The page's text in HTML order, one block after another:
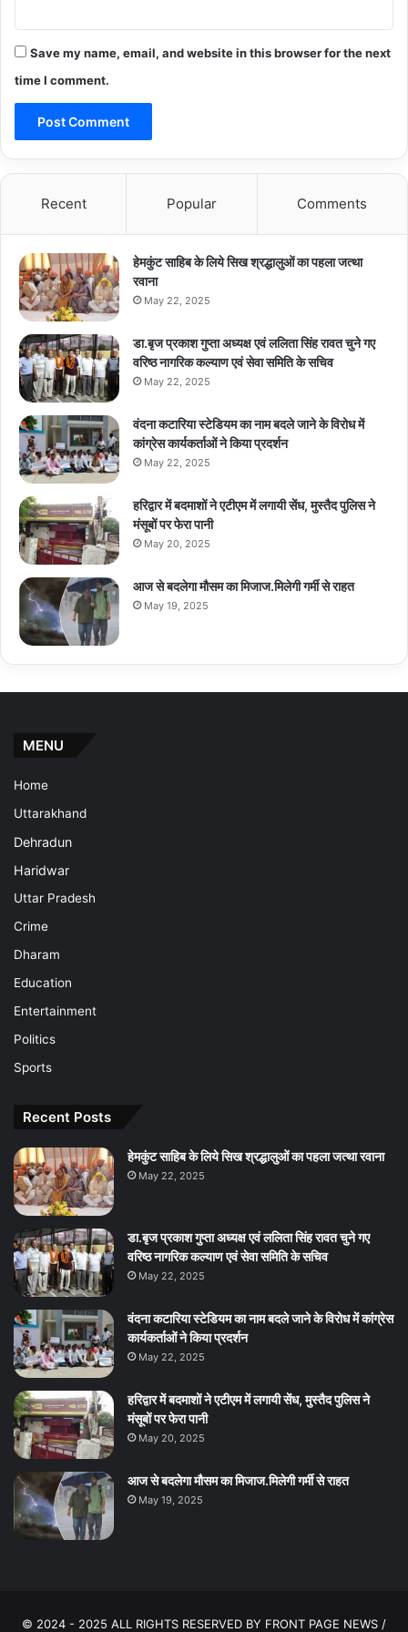
Save my name, email, and website in this browser for the next
time I comment.
Recent Popular Comments
हेमकुंट साहिब के लिये सिख श्रद्धालुओं का पहला जत्था
रवाना
May 22, 2025
डा.बृज प्रकाश गुप्ता अध्यक्ष एवं ललिता सिंह रावत चुने गए
वरिष्ठ नागरिक कल्याण एवं सेवा समिति के सचिव
May 22, 2025
वंदना कटारिया स्टेडियम का नाम बदले जाने के विरोध में
कांग्रेस कार्यकर्ताओं ने किया प्रदर्शन
May 22, 2025
हरिद्वार में बदमाशों ने एटीएम में लगायी सेंध, मुस्तैद पुलिस ने
मंसूबों पर फेरा पानी
May 20, 2025
आज से बदलेगा मौसम का मिजाज.मिलेगी गर्मी से राहत
May 19, 2025
MENU
Home
Uttarakhand
Dehradun
Haridwar
Uttar Pradesh
Crime
Dharam
Education
Entertainment
Politics
Sports
Recent Posts
हेमकुंट साहिब के लिये सिख श्रद्धालुओं का पहला जत्था रवाना
May 22, 2025
डा.बृज प्रकाश गुप्ता अध्यक्ष एवं ललिता सिंह रावत चुने गए
वरिष्ठ नागरिक कल्याण एवं सेवा समिति के सचिव
May 22, 2025
वंदना कटारिया स्टेडियम का नाम बदले जाने के विरोध में कांग्रेस
कार्यकर्ताओं ने किया प्रदर्शन
May 22, 2025
हरिद्वार में बदमाशों ने एटीएम में लगायी सेंध, मुस्तैद पुलिस ने
मंसूबों पर फेरा पानी
May 20, 2025
आज से बदलेगा मौसम का मिजाज.मिलेगी गर्मी से राहत
May 19, 2025
© 2024 - 2025 ALL RIGHTS RESERVED BY FRONT PAGE NEWS /